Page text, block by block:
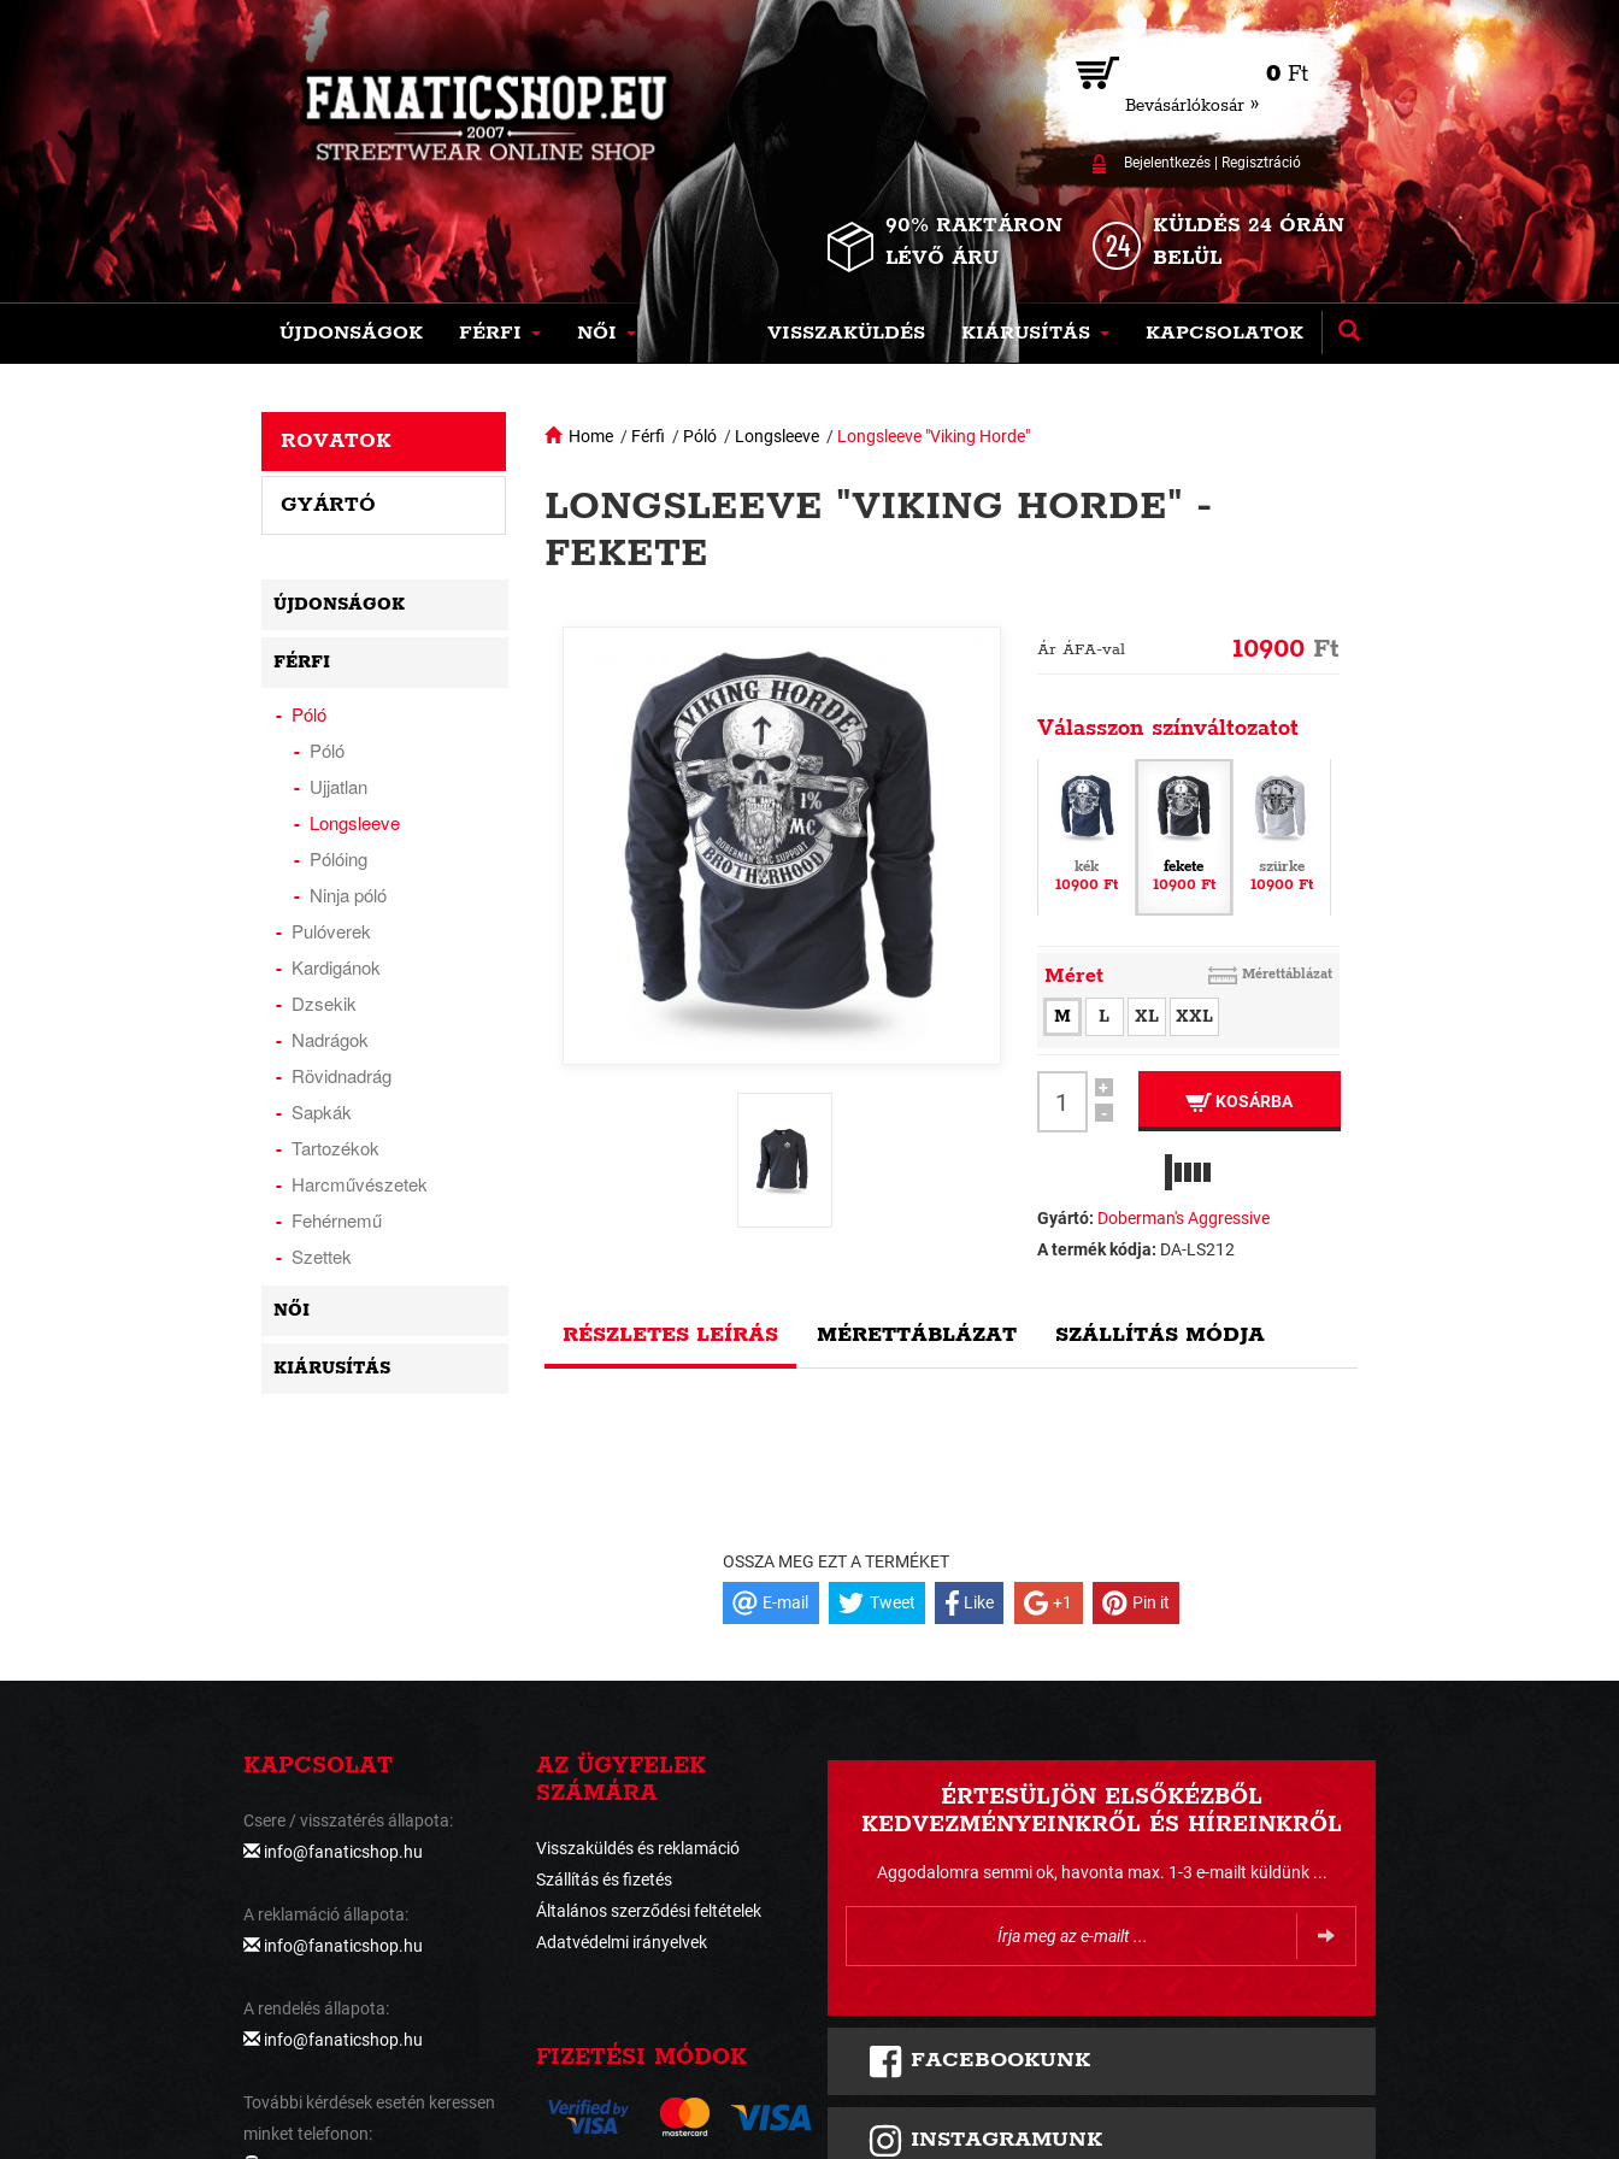
0 Ft
Bevásárlókosár »
Bejelentkezés| Regisztráció
90% RAKTÁRON
LÉVŐ ÁRU
KÜLDÉS 24 ÓRÁN
BELÜL
ÚJDONSÁGOK FÉRFI NŐI VISSZAKÜLDÉS KIÁRUSÍTÁS KAPCSOLATOK
Home / Férfi / Póló / Longsleeve / Longsleeve "Viking Horde"
LONGSLEEVE "VIKING HORDE" -
FEKETE
Ár ÁFA-val 10900 Ft
Válasszon színváltozatot
kék
10900 Ft
fekete
10900 Ft
szürke
10900 Ft
Méret Mérettáblázat
M L XL XXL
+
-
KOSÁRBA
Gyártó: Doberman's Aggressive
A termék kódja: DA-LS212
RÉSZLETES LEÍRÁS MÉRETTÁBLÁZAT SZÁLLÍTÁS MÓDJA
OSSZA MEG EZT A TERMÉKET
E-mail Tweet Like +1 Pin it
ROVATOK
GYÁRTÓ
ÚJDONSÁGOK
FÉRFI
Póló
Póló
Ujjatlan
Longsleeve
Pólóing
Ninja póló
Pulóverek
Kardigánok
Dzsekik
Nadrágok
Rövidnadrág
Sapkák
Tartozékok
Harcművészetek
Fehérnemű
Szettek
NŐI
KIÁRUSÍTÁS
KAPCSOLAT
Csere / visszatérés állapota:
info@fanaticshop.hu
A reklamáció állapota:
info@fanaticshop.hu
A rendelés állapota:
info@fanaticshop.hu
További kérdések esetén keressen
minket telefonon:
AZ ÜGYFELEK
SZÁMÁRA
Visszaküldés és reklamáció
Szállítás és fizetés
Általános szerződési feltételek
Adatvédelmi irányelvek
FIZETÉSI MÓDOK
ÉRTESÜLJÖN ELSŐKÉZBŐL
KEDVEZMÉNYEINKRŐL ÉS HÍREINKRŐL
Aggodalomra semmi ok, havonta max. 1-3 e-mailt küldünk ...
FACEBOOKUNK
INSTAGRAMUNK